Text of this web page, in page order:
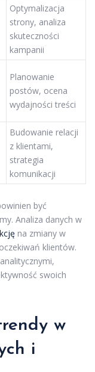
Optymalizacja
strony, analiza
skuteczności
kampanii
Planowanie
postów, ocena
wydajności treści
Budowanie relacji
z klientami,
strategia
komunikacji
być
Analiza danych w
na zmiany w
klientów.
swoich
w
i